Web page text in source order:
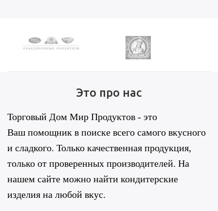
Это про нас
Торговый Дом Мир Продуктов - это
Ваш помощник в поиске всего самого вкусного
и сладкого. Только качественная продукция,
только от проверенных производителей. На
нашем сайте можно найти кондитерские
изделия на любой вкус.